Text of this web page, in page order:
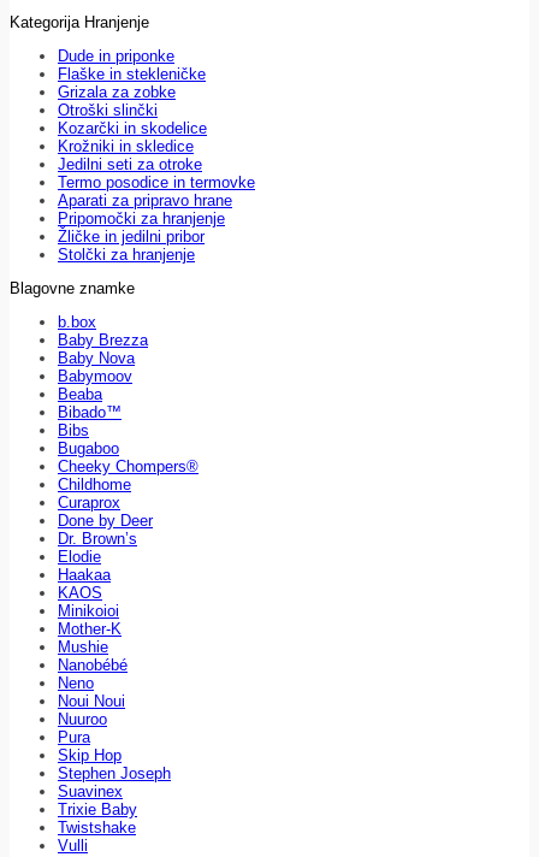
Kategorija Hranjenje
Dude in priponke
Flaške in stekleničke
Grizala za zobke
Otroški slinčki
Kozarčki in skodelice
Krožniki in skledice
Jedilni seti za otroke
Termo posodice in termovke
Aparati za pripravo hrane
Pripomočki za hranjenje
Žličke in jedilni pribor
Stolčki za hranjenje
Blagovne znamke
b.box
Baby Brezza
Baby Nova
Babymoov
Beaba
Bibado™
Bibs
Bugaboo
Cheeky Chompers®
Childhome
Curaprox
Done by Deer
Dr. Brown’s
Elodie
Haakaa
KAOS
Minikoioi
Mother-K
Mushie
Nanobébé
Neno
Noui Noui
Nuuroo
Pura
Skip Hop
Stephen Joseph
Suavinex
Trixie Baby
Twistshake
Vulli